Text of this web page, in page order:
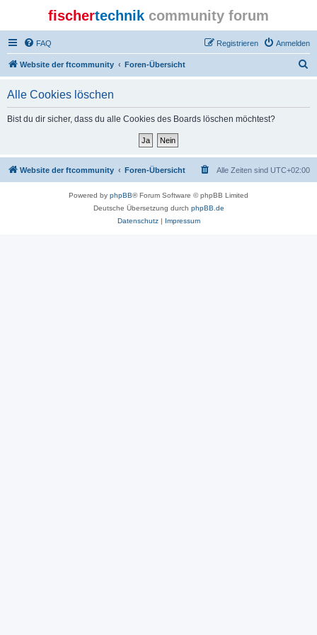
fischertechnik community forum
FAQ Anmelden
Registrieren
Website der ftcommunity Foren-Übersicht
Alle Cookies löschen
Bist du dir sicher, dass du alle Cookies des Boards löschen möchtest?
Website der ftcommunity Foren-Übersicht Alle Zeiten sind UTC+02:00
Powered by phpBB® Forum Software © phpBB Limited
Deutsche Übersetzung durch phpBB.de
Datenschutz| Impressum